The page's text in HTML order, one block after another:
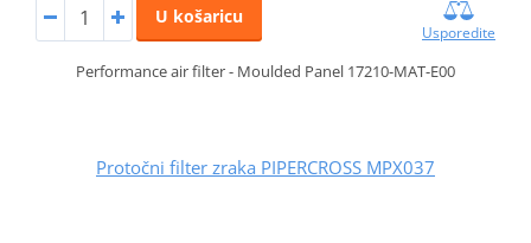
U košaricu
Usporedite
Performance air filter - Moulded Panel 17210-MAT-E00
Protočni filter zraka PIPERCROSS MPX037